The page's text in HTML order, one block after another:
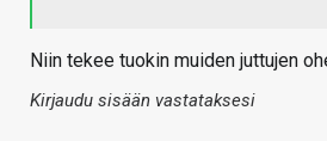
Niin tekee tuokin muiden juttujen
Kirjaudu sisään vastataksesi